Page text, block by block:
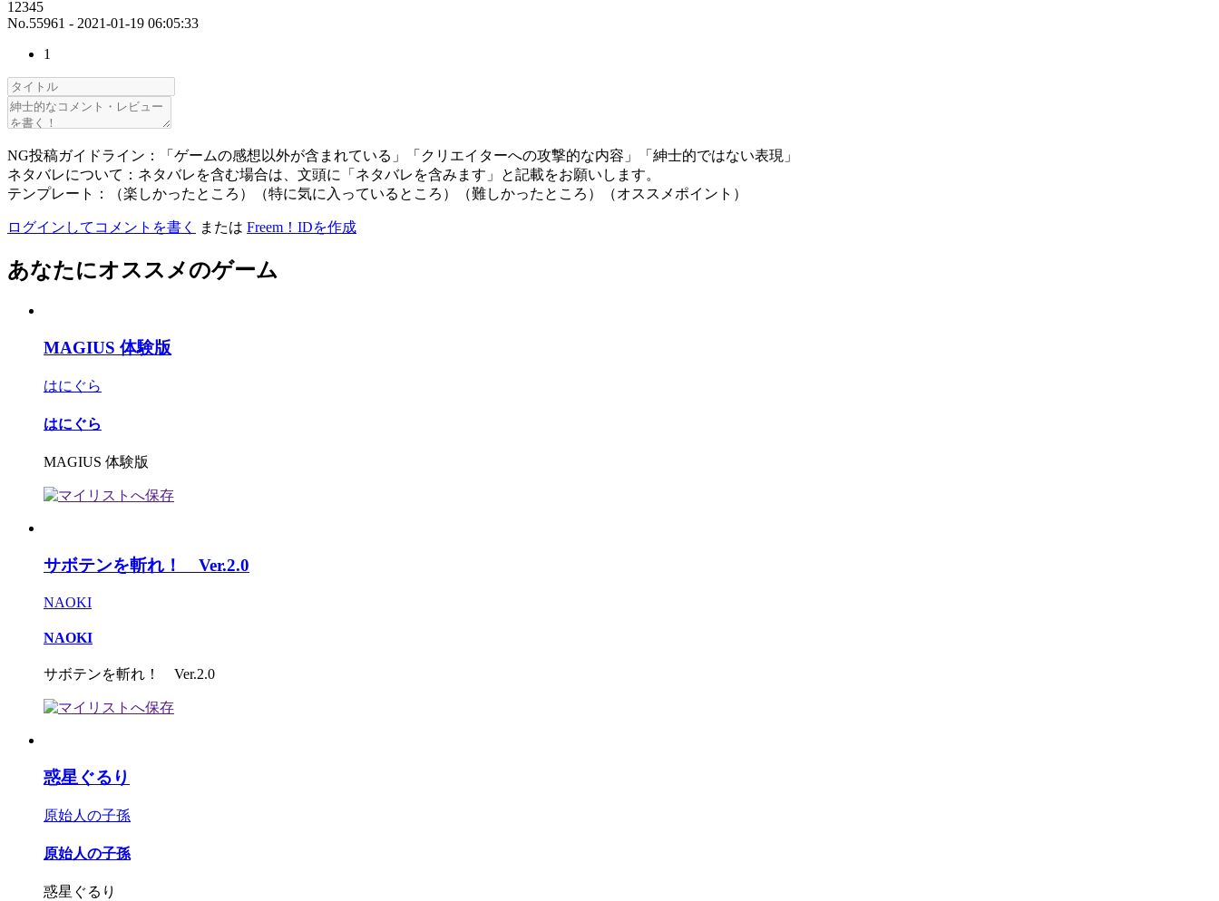
12345
No.55961 - 2021-01-19 06:05:33
1
NG投稿ガイドライン：「ゲームの感想以外が含まれている」「クリエイターへの攻撃的な内容」「紳士的ではない表現」
ネタバレについて：ネタバレを含む場合は、文頭に「ネタバレを含みます」と記載をお願いします。
テンプレート：（楽しかったところ）（特に気に入っているところ）（難しかったところ）（オススメポイント）
ログインしてコメントを書く または Freem！IDを作成
あなたにオススメのゲーム
MAGIUS 体験版
はにぐら
はにぐら
MAGIUS 体験版
サボテンを斬れ！ Ver.2.0
NAOKI
NAOKI
サボテンを斬れ！ Ver.2.0
惑星ぐるり
原始人の子孫
原始人の子孫
惑星ぐるり